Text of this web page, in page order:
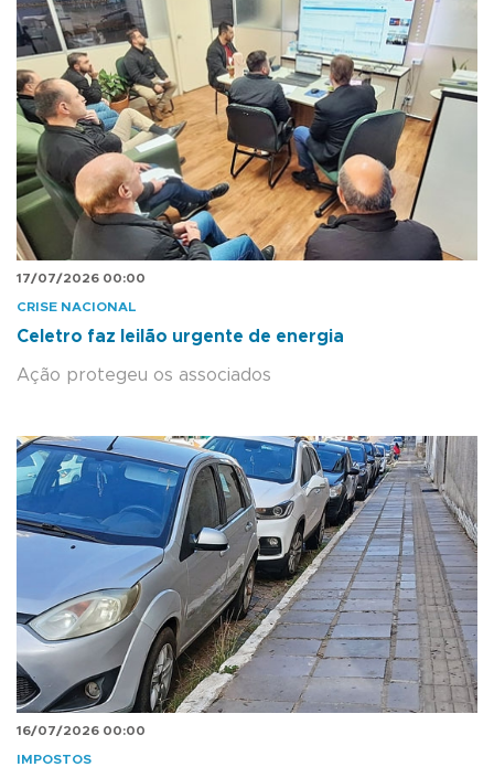
17/07/2026 00:00
CRISE NACIONAL
Celetro faz leilão urgente de energia
Ação protegeu os associados
16/07/2026 00:00
IMPOSTOS